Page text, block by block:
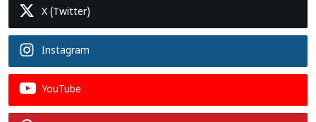
X (Twitter)
Instagram
YouTube